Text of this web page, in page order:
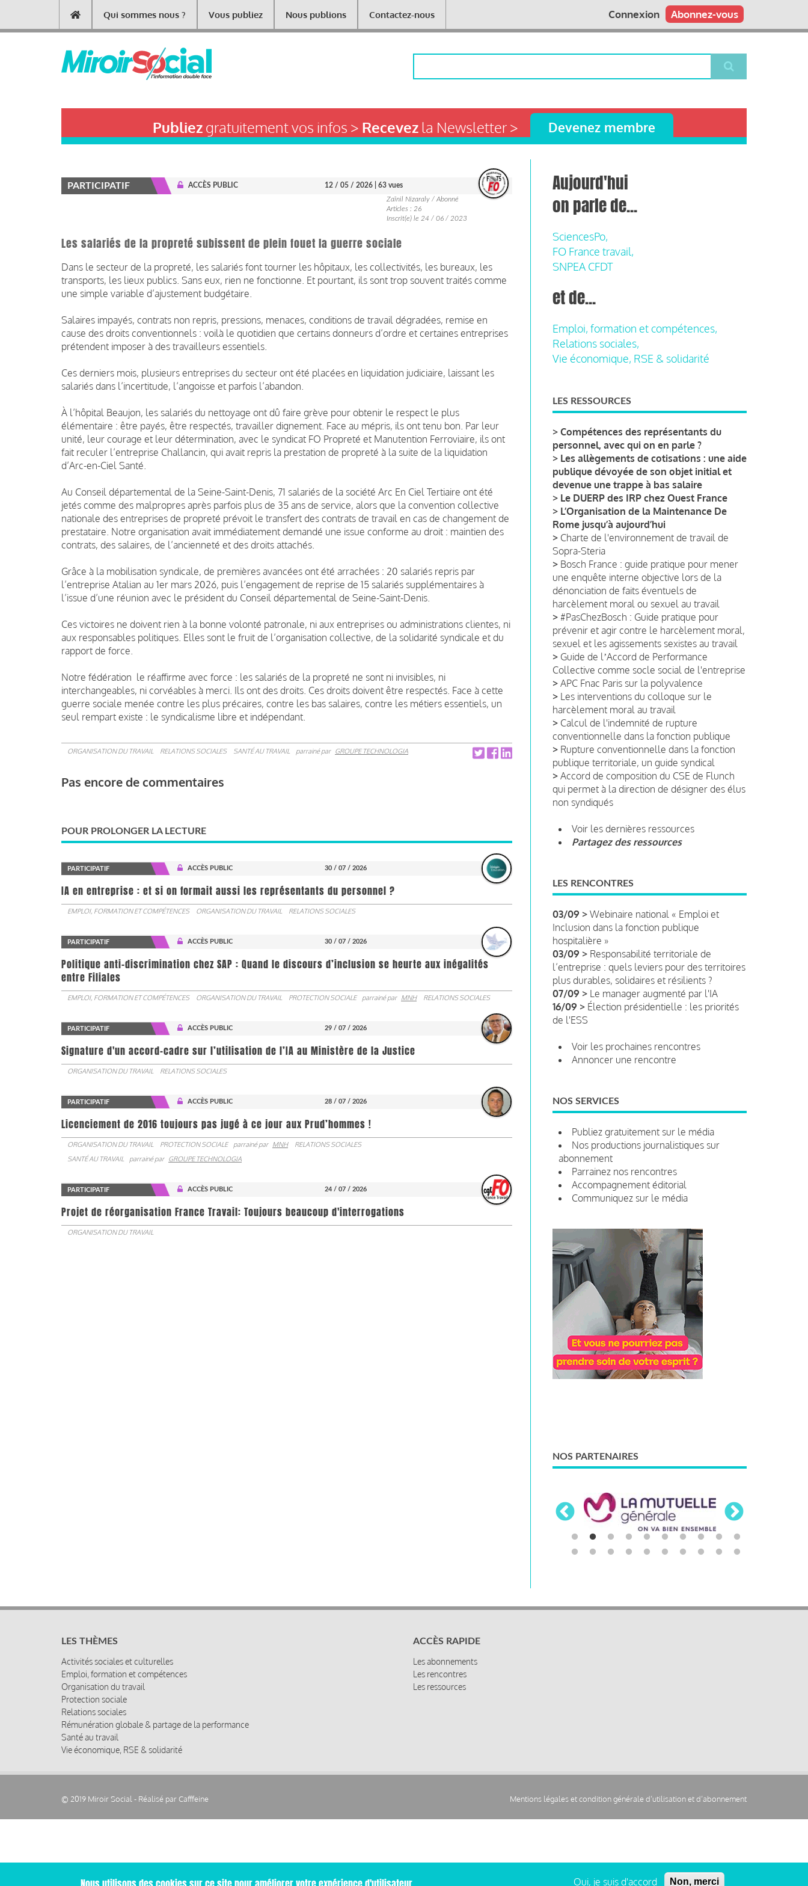
contenu
Main
navigation
Qui sommes nous ? Vous publiez Nous publions Contactez-nous Abonnez-vous
Connexion
Publiezgratuitement vos infos > Recevezla Newsletter > Devenez membre
PARTICIPATIF ACCÈS PUBLIC 12 / 05 / 2026
| 63 vues
Zaïnil Nizaraly / Abonné
Articles : 26
Inscrit(e) le 24 / 06 / 2023
Les salariés de la propreté subissent de plein fouet la guerre sociale
Dans le secteur de la propreté, les salariés font tourner les hôpitaux, les collectivités, les bureaux, les
transports, les lieux publics. Sans eux, rien ne fonctionne. Et pourtant, ils sont trop souvent traités comme
une simple variable d’ajustement budgétaire.
Salaires impayés, contrats non repris, pressions, menaces, conditions de travail dégradées, remise en
cause des droits conventionnels : voilà le quotidien que certains donneurs d’ordre et certaines entreprises
prétendent imposer à des travailleurs essentiels.
Ces derniers mois, plusieurs entreprises du secteur ont été placées en liquidation judiciaire, laissant les
salariés dans l’incertitude, l’angoisse et parfois l’abandon.
À l’hôpital Beaujon, les salariés du nettoyage ont dû faire grève pour obtenir le respect le plus
élémentaire : être payés, être respectés, travailler dignement. Face au mépris, ils ont tenu bon. Par leur
unité, leur courage et leur détermination, avec le syndicat FO Propreté et Manutention Ferroviaire, ils ont
fait reculer l’entreprise Challancin, qui avait repris la prestation de propreté à la suite de la liquidation
d’Arc-en-Ciel Santé.
Au Conseil départemental de la Seine-Saint-Denis, 71 salariés de la société Arc En Ciel Tertiaire ont été
jetés comme des malpropres après parfois plus de 35 ans de service, alors que la convention collective
nationale des entreprises de propreté prévoit le transfert des contrats de travail en cas de changement de
prestataire. Notre organisation avait immédiatement demandé une issue conforme au droit : maintien des
contrats, des salaires, de l’ancienneté et des droits attachés.
Grâce à la mobilisation syndicale, de premières avancées ont été arrachées : 20 salariés repris par
l’entreprise Atalian au 1er mars 2026, puis l’engagement de reprise de 15 salariés supplémentaires à
l’issue d’une réunion avec le président du Conseil départemental de Seine-Saint-Denis.
Ces victoires ne doivent rien à la bonne volonté patronale, ni aux entreprises ou administrations clientes, ni
aux responsables politiques. Elles sont le fruit de l’organisation collective, de la solidarité syndicale et du
rapport de force.
Notre fédération le réaffirme avec force : les salariés de la propreté ne sont ni invisibles, ni
interchangeables, ni corvéables à merci. Ils ont des droits. Ces droits doivent être respectés. Face à cette
guerre sociale menée contre les plus précaires, contre les bas salaires, contre les métiers essentiels, un
seul rempart existe : le syndicalisme libre et indépendant.
ORGANISATION DU TRAVAIL RELATIONS SOCIALES SANTÉ AU TRAVAIL parrainé par GROUPE TECHNOLOGIA
Pas encore de commentaires
POUR PROLONGER LA LECTURE
PARTICIPATIF ACCÈS PUBLIC 30 / 07 / 2026
IA en entreprise : et si on formait aussi les représentants du personnel ?
EMPLOI, FORMATION ET COMPÉTENCES ORGANISATION DU TRAVAIL RELATIONS SOCIALES
PARTICIPATIF ACCÈS PUBLIC 30 / 07 / 2026
Politique anti-discrimination chez SAP : Quand le discours d’inclusion se heurte aux inégalités
entre Filiales
EMPLOI, FORMATION ET COMPÉTENCES ORGANISATION DU TRAVAIL PROTECTION SOCIALE parrainé par MNH RELATIONS SOCIALES
PARTICIPATIF ACCÈS PUBLIC 29 / 07 / 2026
Signature d'un accord-cadre sur l’utilisation de l’IA au Ministère de la Justice
ORGANISATION DU TRAVAIL RELATIONS SOCIALES
PARTICIPATIF ACCÈS PUBLIC 28 / 07 / 2026
Licenciement de 2016 toujours pas jugé à ce jour aux Prud’hommes !
ORGANISATION DU TRAVAIL PROTECTION SOCIALE parrainé par MNH
RELATIONS SOCIALES
SANTÉ AU TRAVAIL
parrainé par GROUPE TECHNOLOGIA
PARTICIPATIF ACCÈS PUBLIC 24 / 07 / 2026
Projet de réorganisation France Travail: Toujours beaucoup d'interrogations
ORGANISATION DU TRAVAIL
Aujourd'hui
on parle de...
SciencesPo,
FO France travail,
SNPEA CFDT
et de...
Emploi, formation et compétences,
Relations sociales,
Vie économique, RSE & solidarité
LES RESSOURCES
> Compétences des représentants du
personnel, avec qui on en parle ?
> Les allègements de cotisations : une aide
publique dévoyée de son objet initial et
devenue une trappe à bas salaire
> Le DUERP des IRP chez Ouest France
> L’Organisation de la Maintenance De
Rome jusqu’à aujourd’hui
> Charte de l'environnement de travail de
Sopra-Steria
> Bosch France : guide pratique pour mener
une enquête interne objective lors de la
dénonciation de faits éventuels de
harcèlement moral ou sexuel au travail
> #PasChezBosch : Guide pratique pour
prévenir et agir contre le harcèlement moral,
sexuel et les agissements sexistes au travail
> Guide de lʼAccord de Performance
Collective comme socle social de l'entreprise
> APC Fnac Paris sur la polyvalence
> Les interventions du colloque sur le
harcèlement moral au travail
> Calcul de l'indemnité de rupture
conventionnelle dans la fonction publique
> Rupture conventionnelle dans la fonction
publique territoriale, un guide syndical
> Accord de composition du CSE de Flunch
qui permet à la direction de désigner des élus
non syndiqués
Voir les dernières ressources
Partagez des ressources
LES RENCONTRES
03/09 > Webinaire national « Emploi et
Inclusion dans la fonction publique
hospitalière »
03/09 > Responsabilité territoriale de
l’entreprise : quels leviers pour des territoires
plus durables, solidaires et résilients ?
07/09 > Le manager augmenté par l'IA
16/09 > Élection présidentielle : les priorités
de l'ESS
Voir les prochaines rencontres
Annoncer une rencontre
NOS SERVICES
Publiez gratuitement sur le média
Nos productions journalistiques sur
abonnement
Parrainez nos rencontres
Accompagnement éditorial
Communiquez sur le média
NOS PARTENAIRES
LES THÈMES
Activités sociales et culturelles
Emploi, formation et compétences
Organisation du travail
Protection sociale
Relations sociales
Rémunération globale & partage de la performance
Santé au travail
Vie économique, RSE & solidarité
ACCÈS RAPIDE
Les abonnements
Les rencontres
Les ressources
© 2019 Miroir Social - Réalisé par Cafffeine
Pied
page
Mentions légales et condition générale d’utilisation et d’abonnement
Oui, je suis d'accord Non, merci